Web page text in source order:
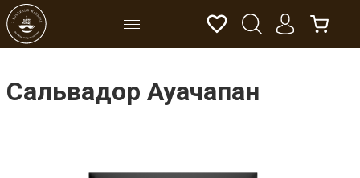
Сальвадор Ауачапан